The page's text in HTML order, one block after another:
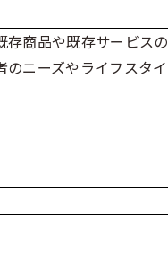
存商品や既存サービスの
ニーズやライフスタイ